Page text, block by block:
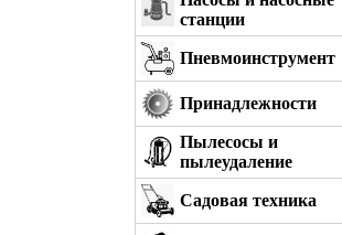
станции
Пневмоинструмент
Принадлежности
Пылесосы и
пылеудаление
Садовая техника